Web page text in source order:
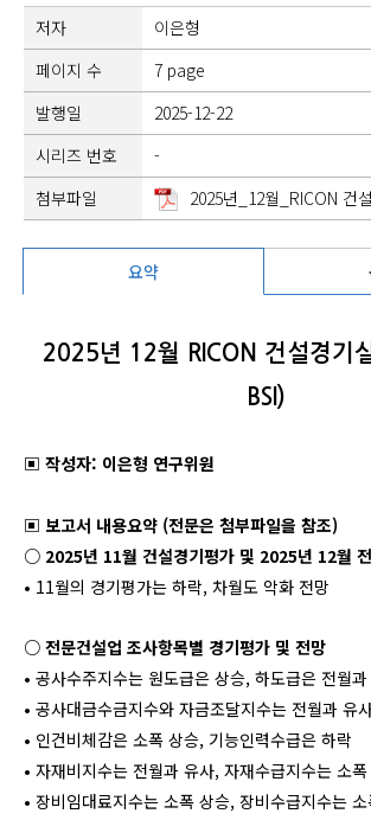
저자
이은형
페이지 수
7 page
발행일
2025-12-22
시리즈 번호
-
첨부파일
요약
2025년 12월 RICON 건설경기
BSI)
▣ 작성자: 이은형 연구위원
▣ 보고서 내용요약 (전문은 첨부파일을 참조)
○ 2025년 11월 건설경기평가 및 2025년 12월
• 11월의 경기평가는 하락, 차월도 악화 전망
○ 전문건설업 조사항목별 경기평가 및 전망
• 공사수주지수는 원도급은 상승, 하도급은 전월
• 공사대금수금지수와 자금조달지수는 전월과 유
• 인건비체감은 소폭 상승, 기능인력수급은 하락
• 자재비지수는 전월과 유사, 자재수급지수는 소
• 장비임대료지수는 소폭 상승, 장비수급지수는